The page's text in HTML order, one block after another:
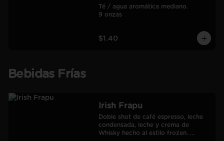
Té / agua aromática mediano.
9 onzas
$1.40
Bebidas Frías
Irish Frapu
Doble shot de café espresso, leche
condensada, leche y crema de
Whisky hecho al estilo frozen.